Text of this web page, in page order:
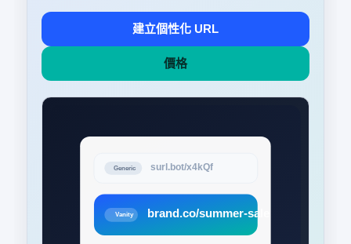
建立個性化 URL
價格